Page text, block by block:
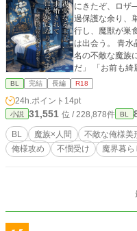
にきたぞ、ロザ――」 とある国の王子に仕え
過保護な余り、
行し、魔獣が巣
は出会う。 青水
名の不敵な魔族に。 「その青い目、綺麗だな。宝
だ」 「お前も
持て。血化粧が
（え？ 今、何て言った？) 「一目見
には俺の運命を預けてもいい
います／あんク
BL 完結 長編 R18
24h.ポイント 14pt
小説 31,551 位 / 228,878件 BL
BL 魔族×人間 不敵な俺様美
俺様攻め
不憫受け 魔界暮ら